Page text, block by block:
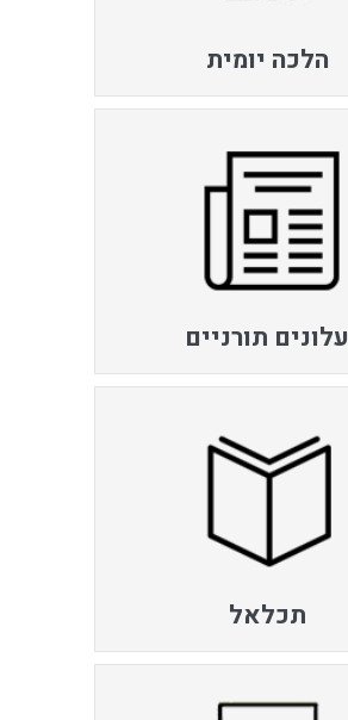
הלכה יומית
עלונים תורניים
תכלאל